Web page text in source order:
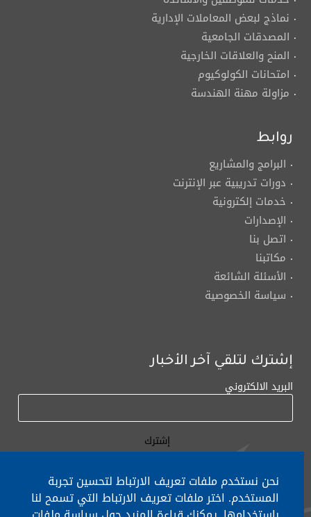
نماذج لبعض المعاملات الإدارية
المصدقات الجامعية
المنح والعلاقات الخارجية
امتحانات الكولوكيوم
مزاولة مهنة الهندسة
روابط
البرامج والمشاريع
دورات تدريبية عبر الإنترنت
خدمات إلكترونية
الإصدارات
اتصل بنا
مكاتبنا
الأسئلة الشائعة
سياسة الخصوصية
إشترك لتلقي آخر الأخبار
البريد الالكتروني
لأي إستفسار الإتصال على: ٠١/٧٧٢٠٠٠
نحن نستخدم ملفات تعريف الارتباط لتحسين تجربة
المستخدم. اختر ملفات تعريف الارتباط التي تسمح لنا